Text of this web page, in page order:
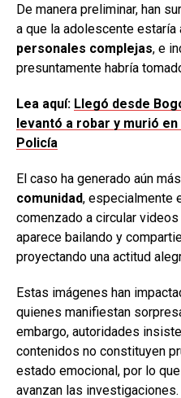
De manera preliminar, han
a que la adolescente estaría
personales complejas, e
presuntamente habría
Lea aquí: Llegó desde
levantó a robar y murió
Policía
El caso ha generado aún más
comunidad, especialmente
comenzado a circular
aparece bailando y
proyectando una actitud
Estas imágenes han
quienes manifiestan
embargo, autoridades
contenidos no constituyen
estado emocional, por lo
avanzan las investigaciones.